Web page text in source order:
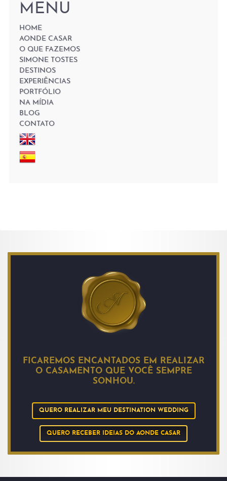
MENU
HOME
AONDE CASAR
O QUE FAZEMOS
SIMONE TOSTES
DESTINOS
EXPERIÊNCIAS
PORTFÓLIO
NA MÍDIA
BLOG
CONTATO
FICAREMOS ENCANTADOS EM REALIZAR
O CASAMENTO QUE VOCÊ SEMPRE
SONHOU.
QUERO REALIZAR MEU DESTINATION WEDDING
QUERO RECEBER IDEIAS DO AONDE CASAR